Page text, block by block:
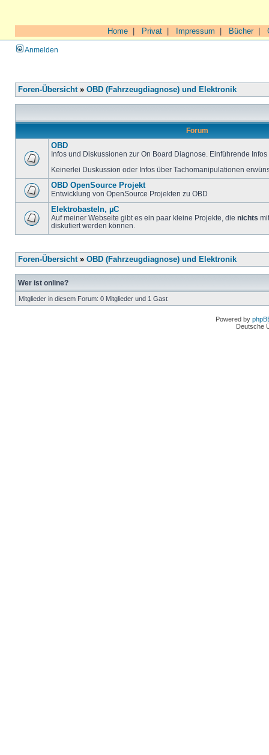
Home Privat Impressum Bücher|
Anmelden
Foren-Übersicht» OBD (Fahrzeugdiagnose) und Elektronik
Forum
OBD
Infos und Diskussionen zur On Board Diagnose. Einführende
Keinerlei Duskussion oder Infos über Tachomanipulationen
OBD OpenSource Projekt
Entwicklung von OpenSource Projekten zu OBD
Elektrobasteln, µC
Auf meiner Webseite gibt es ein paar kleine Projekte, die nichts
diskutiert werden können.
Foren-Übersicht» OBD (Fahrzeugdiagnose) und Elektronik
Wer ist online?
Mitglieder in diesem Forum: 0 Mitglieder und 1 Gast
Powered by
Deutsche